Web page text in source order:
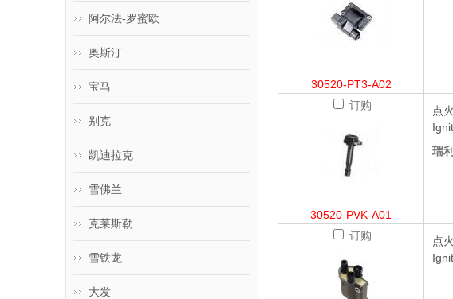
30520-PT3-A02
订购
30520-PVK-A01
点
瑞
订购
点
阿尔法-罗蜜欧
奥斯汀
宝马
别克
凯迪拉克
雪佛兰
克莱斯勒
雪铁龙
大发